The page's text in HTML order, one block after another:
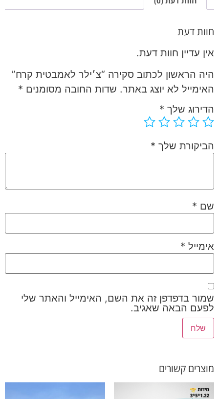
חוות דעת
אין עדיין חוות דעת.
היה הראשון לכתוב סקירה “צ׳ילר לאמבטית קרח”
האימייל לא יוצג באתר. שדות החובה מסומנים *
הדירוג שלך *
הביקורת שלך *
שם *
אימייל *
שמור בדפדפן זה את השם, האימייל והאתר שלי
לפעם הבאה שאגיב.
מוצרים קשורים